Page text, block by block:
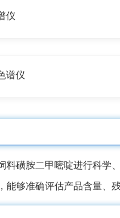
仪
谱仪
料磺胺二甲嘧啶进行科学
能够准确评估产品含量、